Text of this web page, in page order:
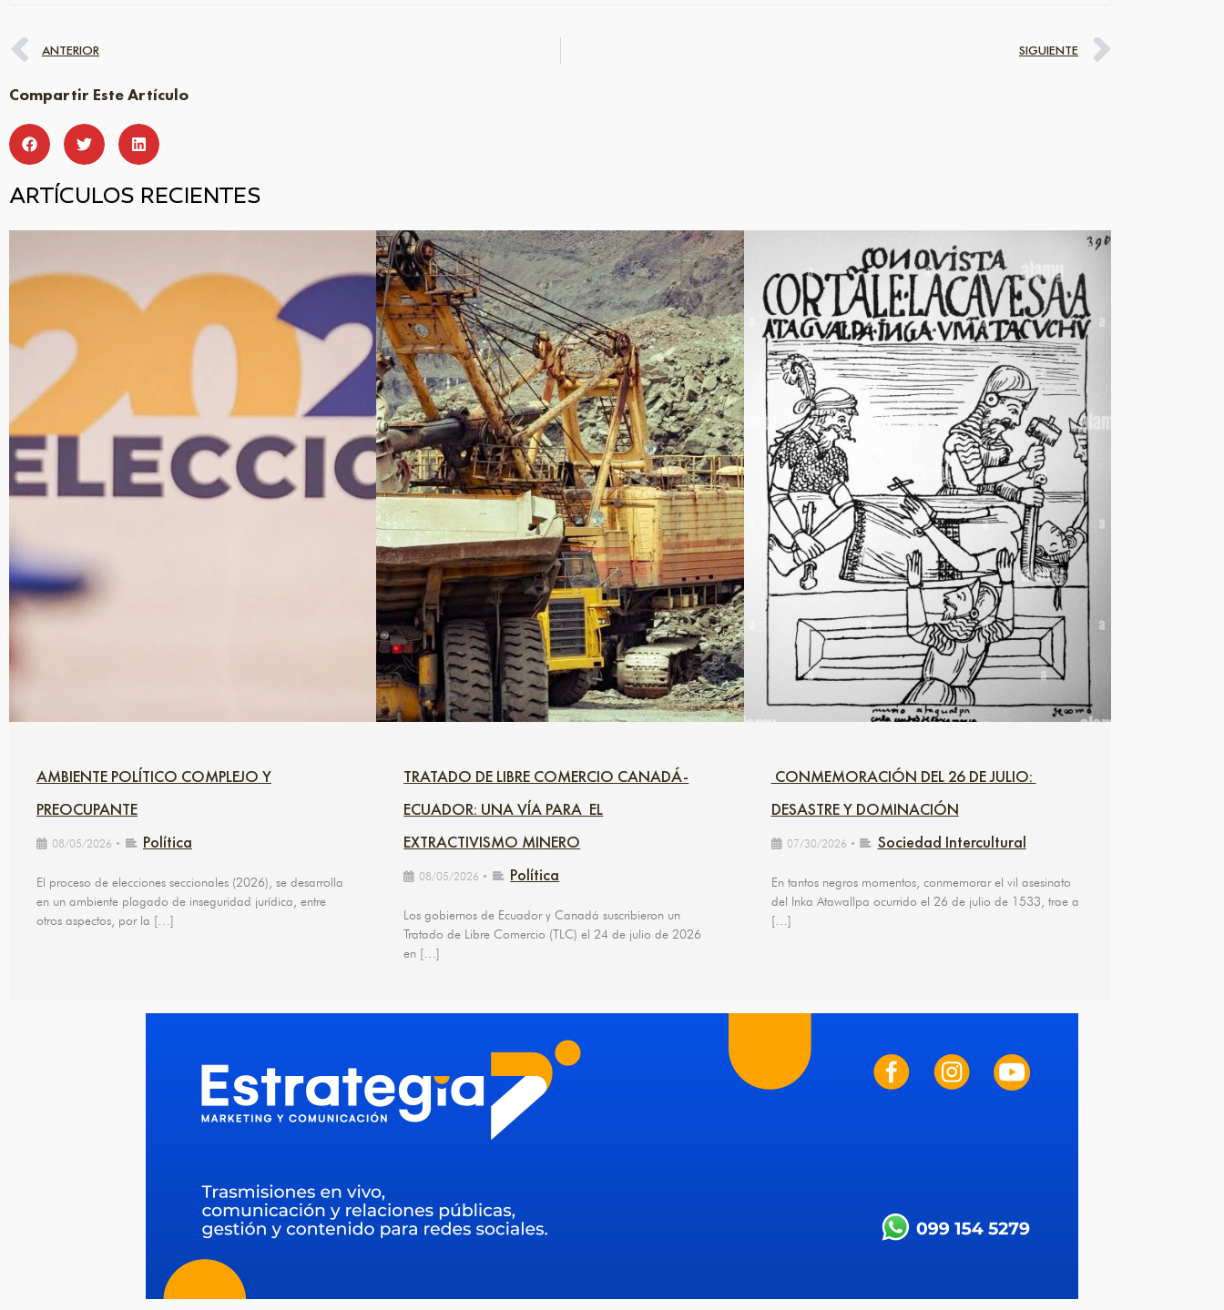
ANTERIOR SIGUIENTE
Compartir Este Artículo
ARTÍCULOS RECIENTES
AMBIENTE POLÍTICO COMPLEJO Y
PREOCUPANTE
08/05/2026 • Política
El proceso de elecciones seccionales (2026), se desarrolla
en un ambiente plagado de inseguridad jurídica, entre
otros aspectos, por la […]
TRATADO DE LIBRE COMERCIO CANADÁ-
ECUADOR: UNA VÍA PARA EL
EXTRACTIVISMO MINERO
08/05/2026 • Política
Los gobiernos de Ecuador y Canadá suscribieron un
Tratado de Libre Comercio (TLC) el 24 de julio de 2026
en […]
CONMEMORACIÓN DEL 26 DE JULIO:
DESASTRE Y DOMINACIÓN
07/30/2026 • Sociedad Intercultural
En tantos negros momentos, conmemorar el vil asesinato
del Inka Atawallpa ocurrido el 26 de julio de 1533, trae a
[…]